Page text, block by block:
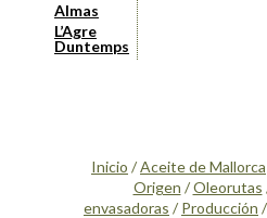
Almas
L’Agre
Duntemps
Inicio /Aceite de Mallorca
Origen /Oleorutas
envasadoras / Producción /